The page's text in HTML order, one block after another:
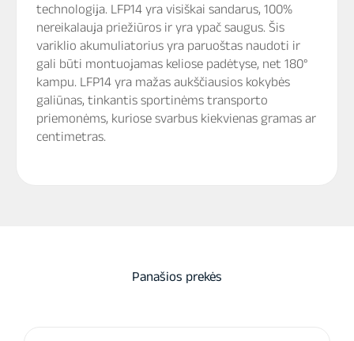
technologija. LFP14 yra visiškai sandarus, 100%
nereikalauja priežiūros ir yra ypač saugus. Šis
variklio akumuliatorius yra paruoštas naudoti ir
gali būti montuojamas keliose padėtyse, net 180°
kampu. LFP14 yra mažas aukščiausios kokybės
galiūnas, tinkantis sportinėms transporto
priemonėms, kuriose svarbus kiekvienas gramas ar
centimetras.
Panašios prekės